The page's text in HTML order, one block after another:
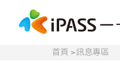
首頁 >訊息專區